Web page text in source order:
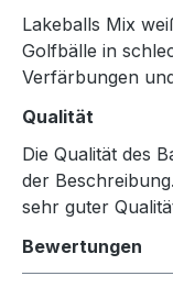
Lakeballs Mix
Golfbälle in
Verfärbungen
Qualität
Die Qualität des
der
sehr guter
Bewertungen